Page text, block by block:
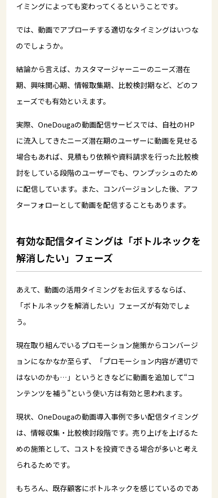
イミングによっても変わってくるということです。
では、動画でアプローチする適切なタイミングはいつな
のでしょうか。
結論から言えば、カスタマージャーニーのニーズ潜在
期、興味関心期、情報取集期、比較検討期など、どのフ
ェーズでも有効といえます。
実際、OneDougaの動画配信サービスでは、自社のHP
に流入してきたニーズ潜在期のユーザーに動画を見せる
場合もあれば、見積もり依頼や資料請求を行った比較検
討をしている段階のユーザーでも、ワンプッシュのため
に配信しています。また、コンバージョンした後、アフ
ターフォローとして動画を配信することもあります。
有効な配信タイミングは「ボトルネックを
解消したい」フェーズ
あえて、動画の活用タイミングをお伝えするならば、
「ボトルネックを解消したい」フェーズが有効でしょ
う。
現在取り組んでいるプロモーション施策からコンバージ
ョンになかなか至らず、「プロモーション内容が適切で
はないのかも…」というときなどに動画を追加して“コ
ンテンツを補う”という使い方は有効と思われます。
現状、OneDougaの動画導入事例で多い配信タイミング
は、情報収集・比較検討段階です。売り上げを上げるた
めの施策として、コストを投資できる場合が多いと考え
られるためです。
もちろん、既存顧客にボトルネックを感じているのであ